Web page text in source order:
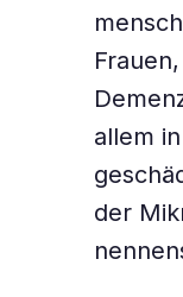
allem
der